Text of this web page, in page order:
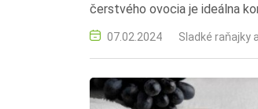
čerstvého ovocia je ideálna
deň.
07.02.2024 Sladké raňajky